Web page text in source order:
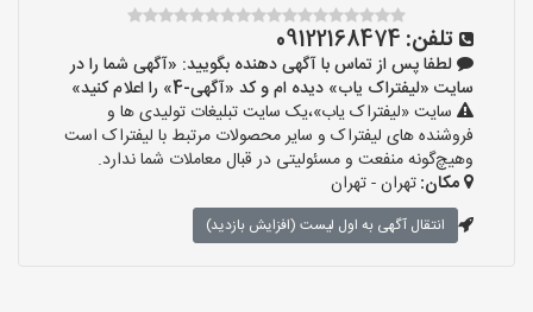
تلفن: 09122168474
لطفا پس از تماس با آگهی دهنده بگویید: «آگهی شما را در
سایت «لیفتراک یاب» دیده ام و کد «آگهی-4» را اعلام کنید»
سایت «لیفتراک یاب»،یک سایت تبلیغات تولیدی ها و
فروشنده های لیفتراک و سایر محصولات مرتبط با لیفتراک است
وهیچ‌گونه منفعت و مسئولیتی در قبال معاملات شما ندارد.
مکان:تهران - تهران
انتقال آگهی به اول لیست (افزایش بازدید)